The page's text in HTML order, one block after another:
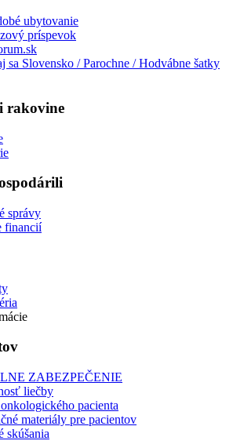
ubytovanie
príspevok
sa Slovensko / Parochne / Hodvábne šatky
rakovine
správy
financií
ZABEZPEČENIE
liečby
pacienta
materiály pre pacientov
skúšania